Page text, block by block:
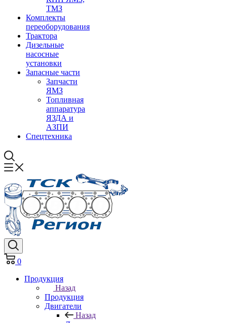
ТМЗ
Комплекты
переоборудования
Трактора
Дизельные
насосные
установки
Запасные части
Запчасти
ЯМЗ
Топливная
аппаратура
ЯЗДА и
АЗПИ
Спецтехника
0
Продукция
Назад
Продукция
Двигатели
Назад